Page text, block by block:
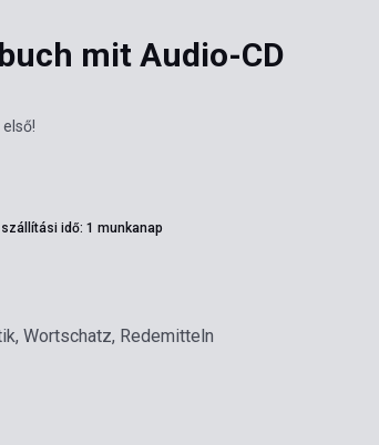
mit Audio-CD
idő: 1 munkanap
Wortschatz, Redemitteln